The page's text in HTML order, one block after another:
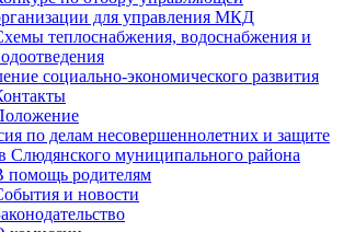
для управления МКД
теплоснабжения, водоснабжения и
социально-экономического развития
по делам несовершеннолетних и защите
Слюдянского муниципального района
помощь родителям
и новости